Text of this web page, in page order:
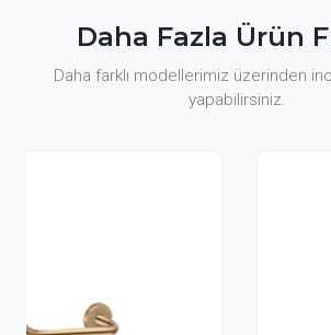
Daha Fazla Ürün
Daha farklı modellerimiz üzerinden
yapabilirsiniz.